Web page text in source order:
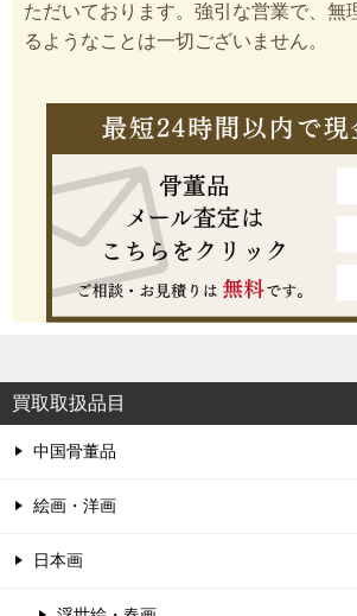
ただいております。強引な営業で、無
るようなことは一切ございません。
買取取扱品目
中国骨董品
絵画・洋画
日本画